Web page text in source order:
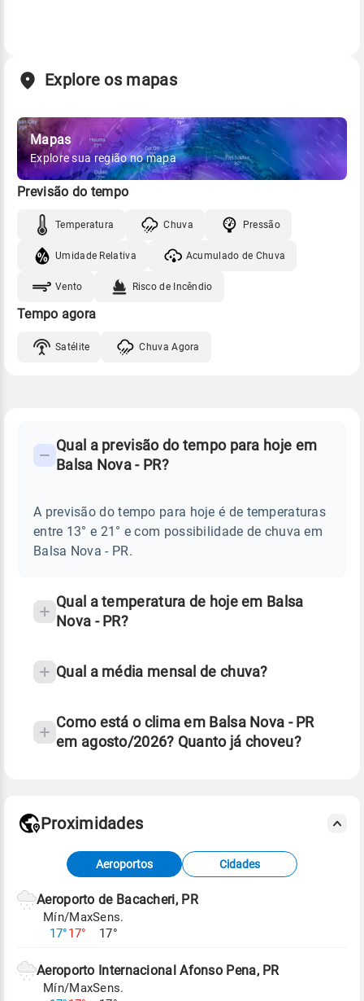
Explore os mapas
Mapas
Explore sua região no mapa
Previsão do tempo
Temperatura Chuva Pressão
Umidade Relativa Acumulado de Chuva
Vento Risco de Incêndio
Tempo agora
Satélite Chuva Agora
PREVISÃO
TEMPO
NOVA
Perguntas
sobre
chuva
Qual a previsão do tempo para hoje em
Balsa Nova - PR?
A previsão do tempo para hoje é de temperaturas
entre 13° e 21° e com possibilidade de chuva em
Balsa Nova - PR.
Qual a temperatura de hoje em Balsa
Nova - PR?
Qual a média mensal de chuva?
Como está o clima em Balsa Nova - PR
em agosto/2026? Quanto já choveu?
Fonte: dados combinados de estações
meteorológicas e satélite do Centro de Previsão
de Tempo e Estudos Climáticos (CPTEC).
Para obter mais informações sobre os dados
Proximidades
Aeroportos Cidades
Aeroporto de Bacacheri, PR
Mín/Max
17°17°
Sens.
17°
Aeroporto Internacional Afonso Pena, PR
Mín/MaxSens.